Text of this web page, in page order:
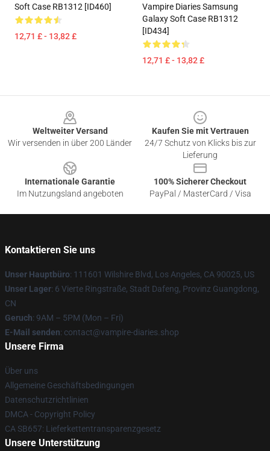
Soft Case RB1312 [ID460]
12,71 £ - 13,82 £
Vampire Diaries Samsung
Galaxy Soft Case RB1312
[ID434]
12,71 £ - 13,82 £
Weltweiter Versand
Wir versenden in über 200 Länder
Kaufen Sie mit Vertrauen
24/7 Schutz von Klicks bis zur
Lieferung
Internationale Garantie
Im Nutzungsland angeboten
100% Sicherer Checkout
PayPal / MasterCard / Visa
Kontaktieren Sie uns
Unser Hauptbüro: 111601 Wilshire Blvd, Los Angeles, CA 90025, US
Unser Lager: 6 Vierte Ringstraße, Stadt Dafeng, Provinz Guangdong,
CN
Geruch: 9AM – 5PM (Mon – Fri)
E-Mail senden: contact@vampire-diaries.shop
Unsere Firma
Über uns
Allgemeine Geschäftsbedingungen
Datenschutzrichtlinien
DMCA - Copyright Policy
CA SB657: Lieferkettentransparenzgesetz
Unsere Unterstützung